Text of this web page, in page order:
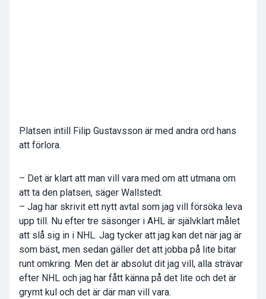
Platsen intill Filip Gustavsson är med andra ord hans
att förlora.
– Det är klart att man vill vara med om att utmana om
att ta den platsen, säger Wallstedt.
– Jag har skrivit ett nytt avtal som jag vill försöka leva
upp till. Nu efter tre säsonger i AHL är självklart målet
att slå sig in i NHL. Jag tycker att jag kan det när jag är
som bäst, men sedan gäller det att jobba på lite bitar
runt omkring. Men det är absolut dit jag vill, alla strävar
efter NHL och jag har fått känna på det lite och det är
grymt kul och det är där man vill vara.